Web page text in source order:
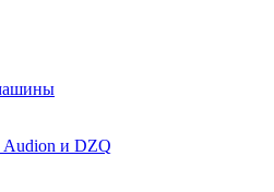
Audion и DZQ